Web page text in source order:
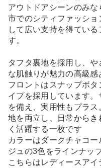
アウトドアシーンのみ
市でのシティファッシ
して広い支持を得てい
す。
タフタ裏地を採用し、
な肌触りが魅力の高級感
フロントはスナップボ
イプを採用しています
を備え、実用性もプラ
地を両立し、日常から
く活躍する一枚です
カラーはダークチャコ
ジュの3色をラインナッ
こちらはレディースアイ